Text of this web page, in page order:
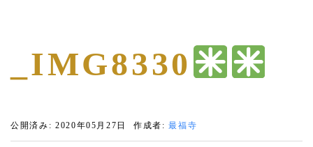
_IMG8330
公開済み: 2020年05月27日 作成者:最福寺